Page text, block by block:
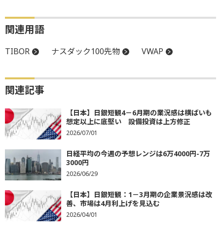
関連用語
TIBOR ナスダック100先物 VWAP
関連記事
【日本】日銀短観4－6月期の業況感は横ばいも
想定以上に底堅い 設備投資は上方修正
2026/07/01
日経平均の今週の予想レンジは6万4000円-7万
3000円
2026/06/29
【日本】日銀短観：1－3月期の企業景況感は改
善、市場は4月利上げを見込む
2026/04/01